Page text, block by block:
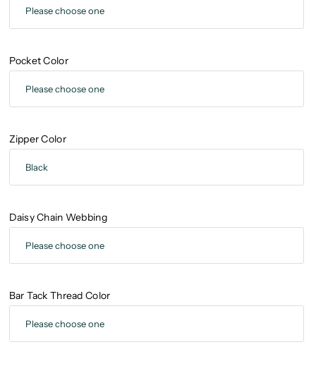
Pocket Color
Zipper Color
Daisy Chain Webbing
Bar Tack Thread Color